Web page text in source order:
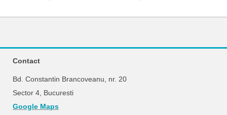
Contact
Bd. Constantin Brancoveanu, nr. 20
Sector 4, Bucuresti
Google Maps